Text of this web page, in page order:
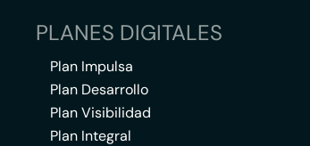
PLANES DIGITALES
Plan Impulsa
Plan Desarrollo
Plan Visibilidad
Plan Integral